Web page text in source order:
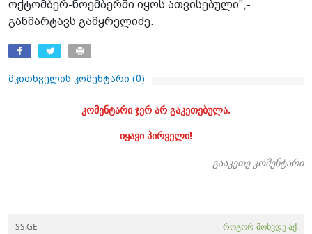
ოქტომბერ-ნოემბერში იყოს ათვისებული",-
განმარტავს გამყრელიძე.
მკითხველის კომენტარი (0)
კომენტარი ჯერ არ გაკეთებულა.
იყავი პირველი!
გააკეთე კომენტარი
SS.GE როგორ მოხვდე აქ